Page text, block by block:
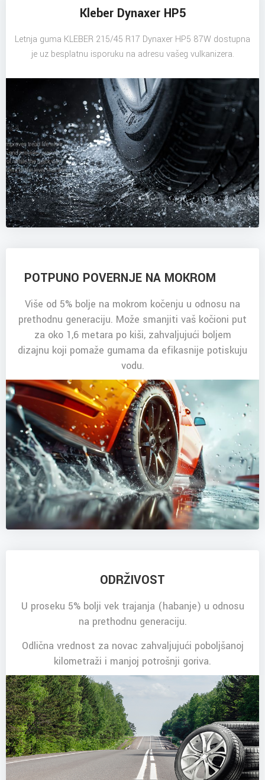
Kleber Dynaxer HP5
Letnja guma KLEBER 215/45 R17 Dynaxer HP5 87W dostupna
je uz besplatnu isporuku na adresu vašeg vulkanizera.
POTPUNO POVERNJE NA MOKROM
Više od 5% bolje na mokrom kočenju u odnosu na
prethodnu generaciju. Može smanjiti vaš kočioni put
za oko 1,6 metara po kiši, zahvaljujući boljem
dizajnu koji pomaže gumama da efikasnije potiskuju
vodu.
ODRŽIVOST
U proseku 5% bolji vek trajanja (habanje) u odnosu
na prethodnu generaciju.
Odlična vrednost za novac zahvaljujući poboljšanoj
kilometraži i manjoj potrošnji goriva.